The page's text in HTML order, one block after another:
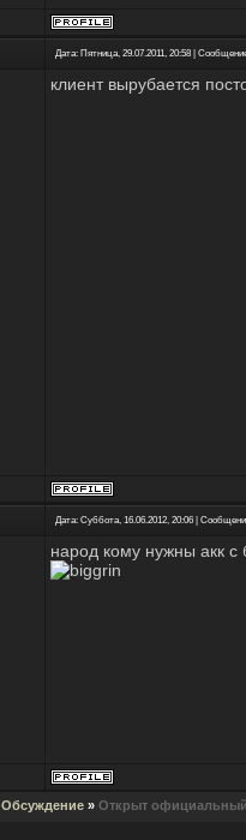
Дата: Пятница, 29.07.2011, 20:58 |
клиент вырубается
Дата: Суббота, 16.06.2012, 20:06 |
народ кому нужны акк
Обсуждение » Открыт официальный